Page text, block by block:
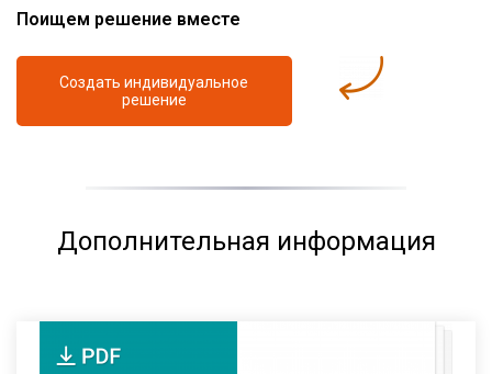
Поищем решение вместе
Создать индивидуальное
решение
Дополнительная информация